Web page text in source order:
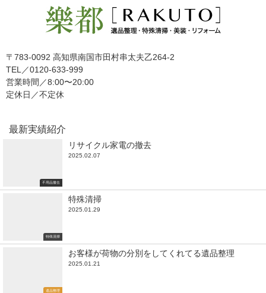
〒783-0092 高知県南国市田村串太夫乙264-2
TEL／0120-633-999
営業時間／8:00〜20:00
定休日／不定休
最新実績紹介
不用品撤去
リサイクル家電の撤去
2025.02.07
特殊清掃
特殊清掃
2025.01.29
遺品整理
お客様が荷物の分別をしてくれてる遺品整理
2025.01.21